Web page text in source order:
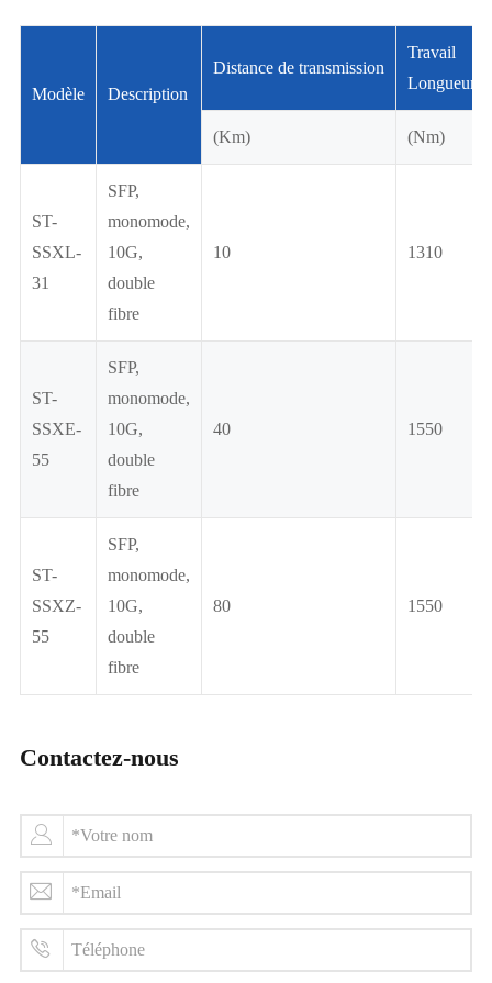
Modèle Description
Distance de transmission
Travail
Longueur
(Km) (Nm)
ST-
SSXL-
31
SFP,
monomode,
10G,
double
fibre
10 1310
ST-
SSXE-
55
SFP,
monomode,
10G,
double
fibre
40 1550
ST-
SSXZ-
55
SFP,
monomode,
10G,
double
fibre
80 1550
Contactez-nous